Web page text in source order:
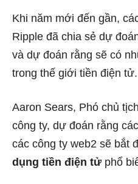
Khi năm mới đến gần,
Ripple đã chia sẻ dự
và dự đoán rằng sẽ có
trong thế giới tiền điện tử.
Aaron Sears, Phó chủ
công ty, dự đoán rằng
các công ty web2 sẽ bắt
dụng tiền điện tử phổ